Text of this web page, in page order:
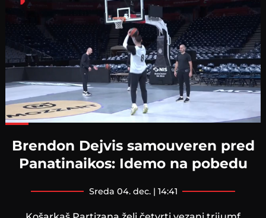
Brendon Dejvis samouveren pred
Panatinaikos: Idemo na pobedu
sreda 04. dec. | 14:41